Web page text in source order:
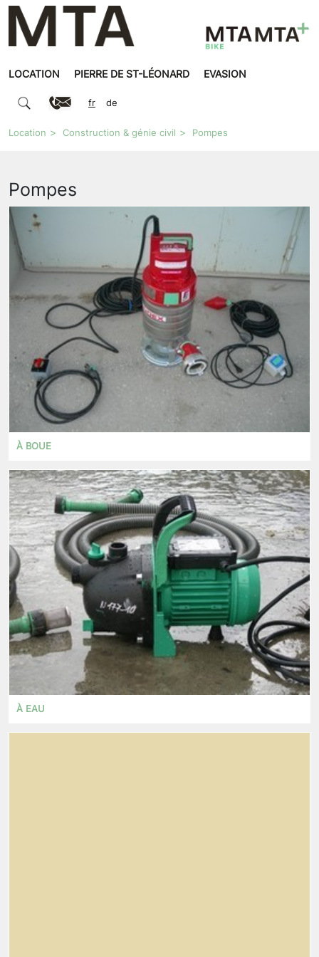
LOCATION PIERRE DE ST-LÉONARD EVASION
fr de
Location Construction & génie civil Pompes
Pompes
À BOUE
À EAU